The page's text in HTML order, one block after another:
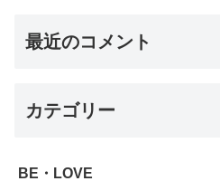
最近のコメント
カテゴリー
BE・LOVE